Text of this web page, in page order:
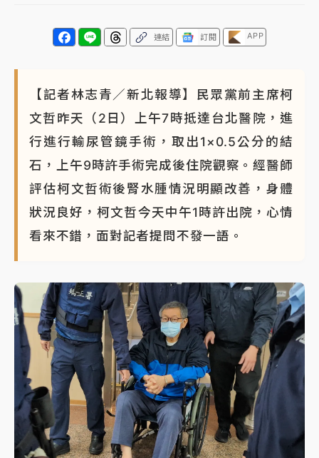
連結 訂閱 APP
【記者林志青／新北報導】民眾黨前主席柯
文哲昨天（2日）上午7時抵達台北醫院，進
行進行輸尿管鏡手術，取出1×0.5公分的結
石，上午9時許手術完成後住院觀察。經醫師
評估柯文哲術後腎水腫情況明顯改善，身體
狀況良好，柯文哲今天中午1時許出院，心情
看來不錯，面對記者提問不發一語。